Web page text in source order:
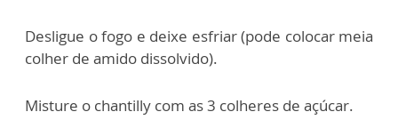
Desligue o fogo e deixe esfriar (pode colocar meia
colher de amido dissolvido).
Misture o chantilly com as 3 colheres de açúcar.